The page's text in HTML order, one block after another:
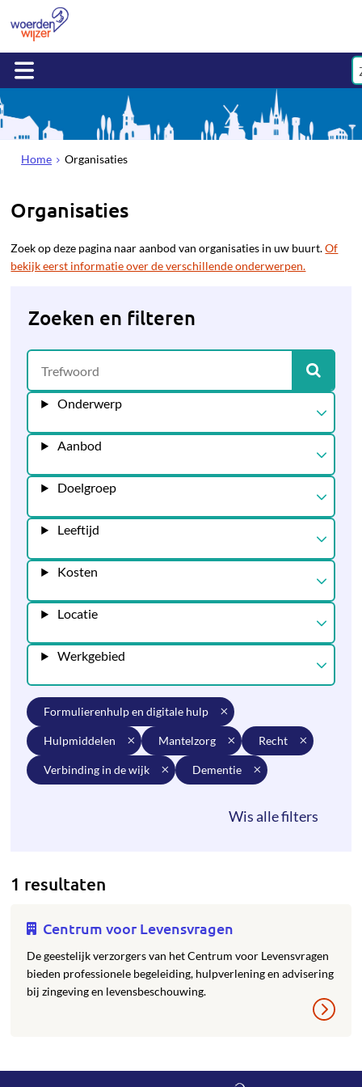
Home Organisaties
Organisaties
Zoek op deze pagina naar aanbod van organisaties in uw buurt.Of
bekijk eerst informatie over de verschillende onderwerpen.
Zoeken en filteren
Onderwerp
Aanbod
Doelgroep
Leeftijd
Kosten
Locatie
Werkgebied
formulierenhulp en digitale hulp
hulpmiddelen mantelzorg recht
verbinding in de wijk dementie
1 resultaten
Centrum voor Levensvragen
De geestelijk verzorgers van het Centrum voor Levensvragen
bieden professionele begeleiding, hulpverlening en advisering
bij zingeving en levensbeschouwing.